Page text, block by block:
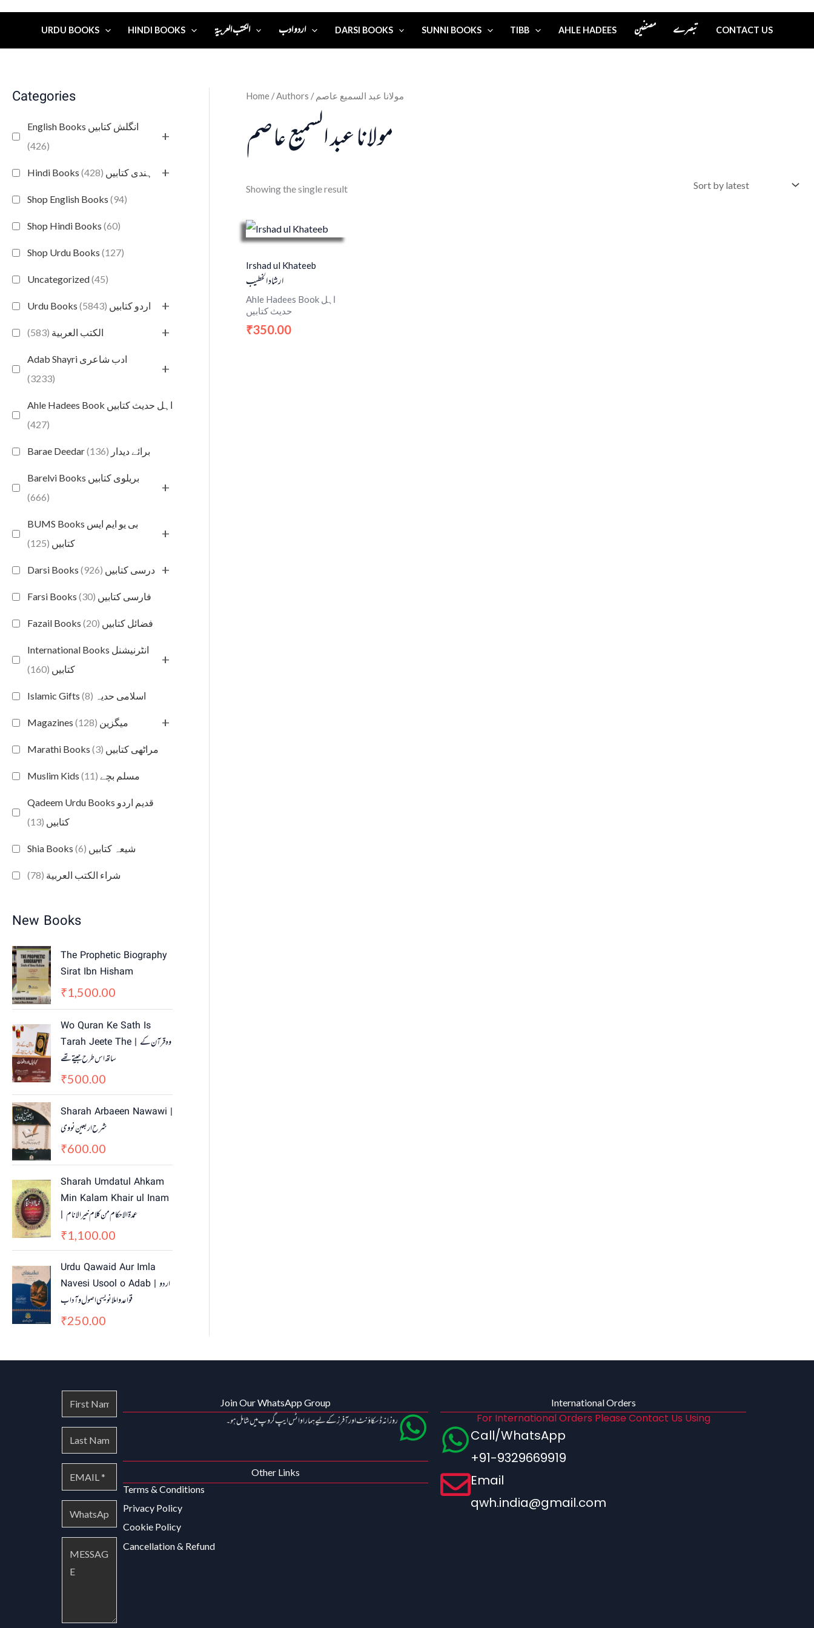
URDU BOOKS HINDI BOOKS الكتب العربية اردو ادب DARSI BOOKS SUNNI BOOKS TIBB AHLE HADEES مصنفین تبصرے CONTACT US
Categories
English Books انگلش کتابیں
(426)
+
Hindi Books ہندی کتابیں (428) +
Shop English Books (94)
Shop Hindi Books (60)
Shop Urdu Books (127)
Uncategorized(45)
Urdu Books اردو کتابیں (5843) +
الكتب العربية (583) +
Adab Shayri ادب شاعری
(3233)
+
Ahle Hadees Book اہل حدیث کتابیں
(427)
Barae Deedar برائے دیدار (136)
Barelvi Books بریلوی کتابیں
(666)
+
BUMS Books بی یو ایم ایس
کتابیں (125)
+
Darsi Books درسی کتابیں (926) +
Farsi Books فارسی کتابیں (30)
Fazail Books فضائل کتابیں (20)
International Books انٹرنیشنل
کتابیں (160)
+
Islamic Gifts اسلامی حدیہ (8)
Magazines میگزین (128) +
Marathi Books مراٹھی کتابیں (3)
Muslim Kids مسلم بچے (11)
Qadeem Urdu Books قدیم اردو
کتابیں (13)
Shia Books شیعہ کتابیں (6)
شراء الكتب العربية (78)
New Books
The Prophetic Biography
Sirat Ibn Hisham
₹1,500.00
Wo Quran Ke Sath Is
Tarah Jeete The | وہ قرآن کے
ساتھ اس طرح جیتے تھے
₹500.00
Sharah Arbaeen Nawawi |
شرح اربعین نووی
₹600.00
Sharah Umdatul Ahkam
Min Kalam Khair ul Inam
| عمدۃ الاحکام من کلام خیر الانام
₹1,100.00
Urdu Qawaid Aur Imla
Navesi Usool o Adab | اردو
قواعد و املا نویسی اصول و آداب
₹250.00
Home / Authors / مولانا عبد السمیع عاصم
مولانا عبد السمیع عاصم
Showing the single result
Irshad ul Khateeb
ارشاد الخطیب
Ahle Hadees Book اہل
حدیث کتابیں
₹350.00
Join Our WhatsApp Group
روزانہ ڈسکاؤنٹ اور آفرز کے لیے ہمارا واٹس ایپ گروپ میں شامل ہو۔
Other Links
Terms & Conditions
Privacy Policy
Cookie Policy
Cancellation & Refund
International Orders
For International Orders Please Contact Us Using
Call/WhatsApp
+91-9329669919
Email
qwh.india@gmail.com